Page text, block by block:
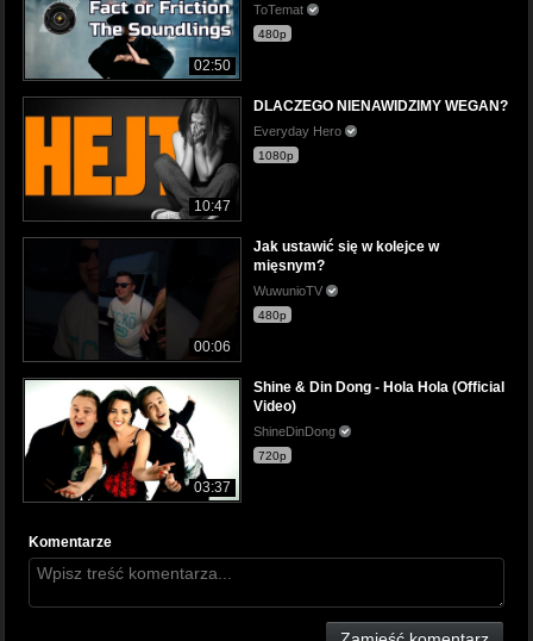
02:50
ToTemat
480p
10:47
DLACZEGO NIENAWIDZIMY WEGAN?
Everyday Hero
1080p
00:06
Jak ustawić się w kolejce w
mięsnym?
WuwunioTV
480p
03:37
Shine & Din Dong - Hola Hola (Official
Video)
ShineDinDong
720p
Komentarze